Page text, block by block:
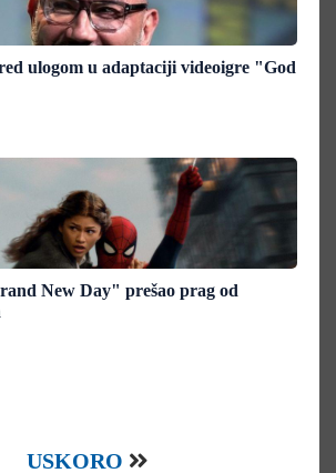
ulogom u adaptaciji videoigre "God
New Day" prešao prag od
USKORO